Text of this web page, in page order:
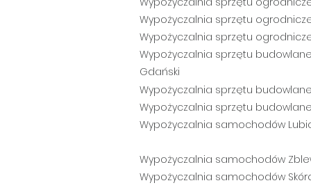
Wypożyczalnia sprzętu ogrodnicz
Wypożyczalnia sprzętu ogrodnic
Wypożyczalnia sprzętu
Gdański
Wypożyczalnia sprzętu
Wypożyczalnia sprzętu
Wypożyczalnia samochodów
Wypożyczalnia samochodów
Wypożyczalnia samochodów